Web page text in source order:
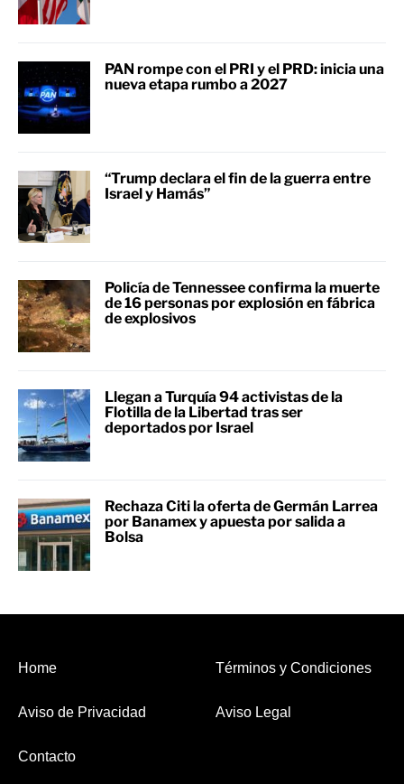
PAN rompe con el PRI y el PRD: inicia una
nueva etapa rumbo a 2027
“Trump declara el fin de la guerra entre
Israel y Hamás”
Policía de Tennessee confirma la muerte
de 16 personas por explosión en fábrica
de explosivos
Llegan a Turquía 94 activistas de la
Flotilla de la Libertad tras ser
deportados por Israel
Rechaza Citi la oferta de Germán Larrea
por Banamex y apuesta por salida a
Bolsa
Home Términos y Condiciones
Aviso de Privacidad Aviso Legal
Contacto